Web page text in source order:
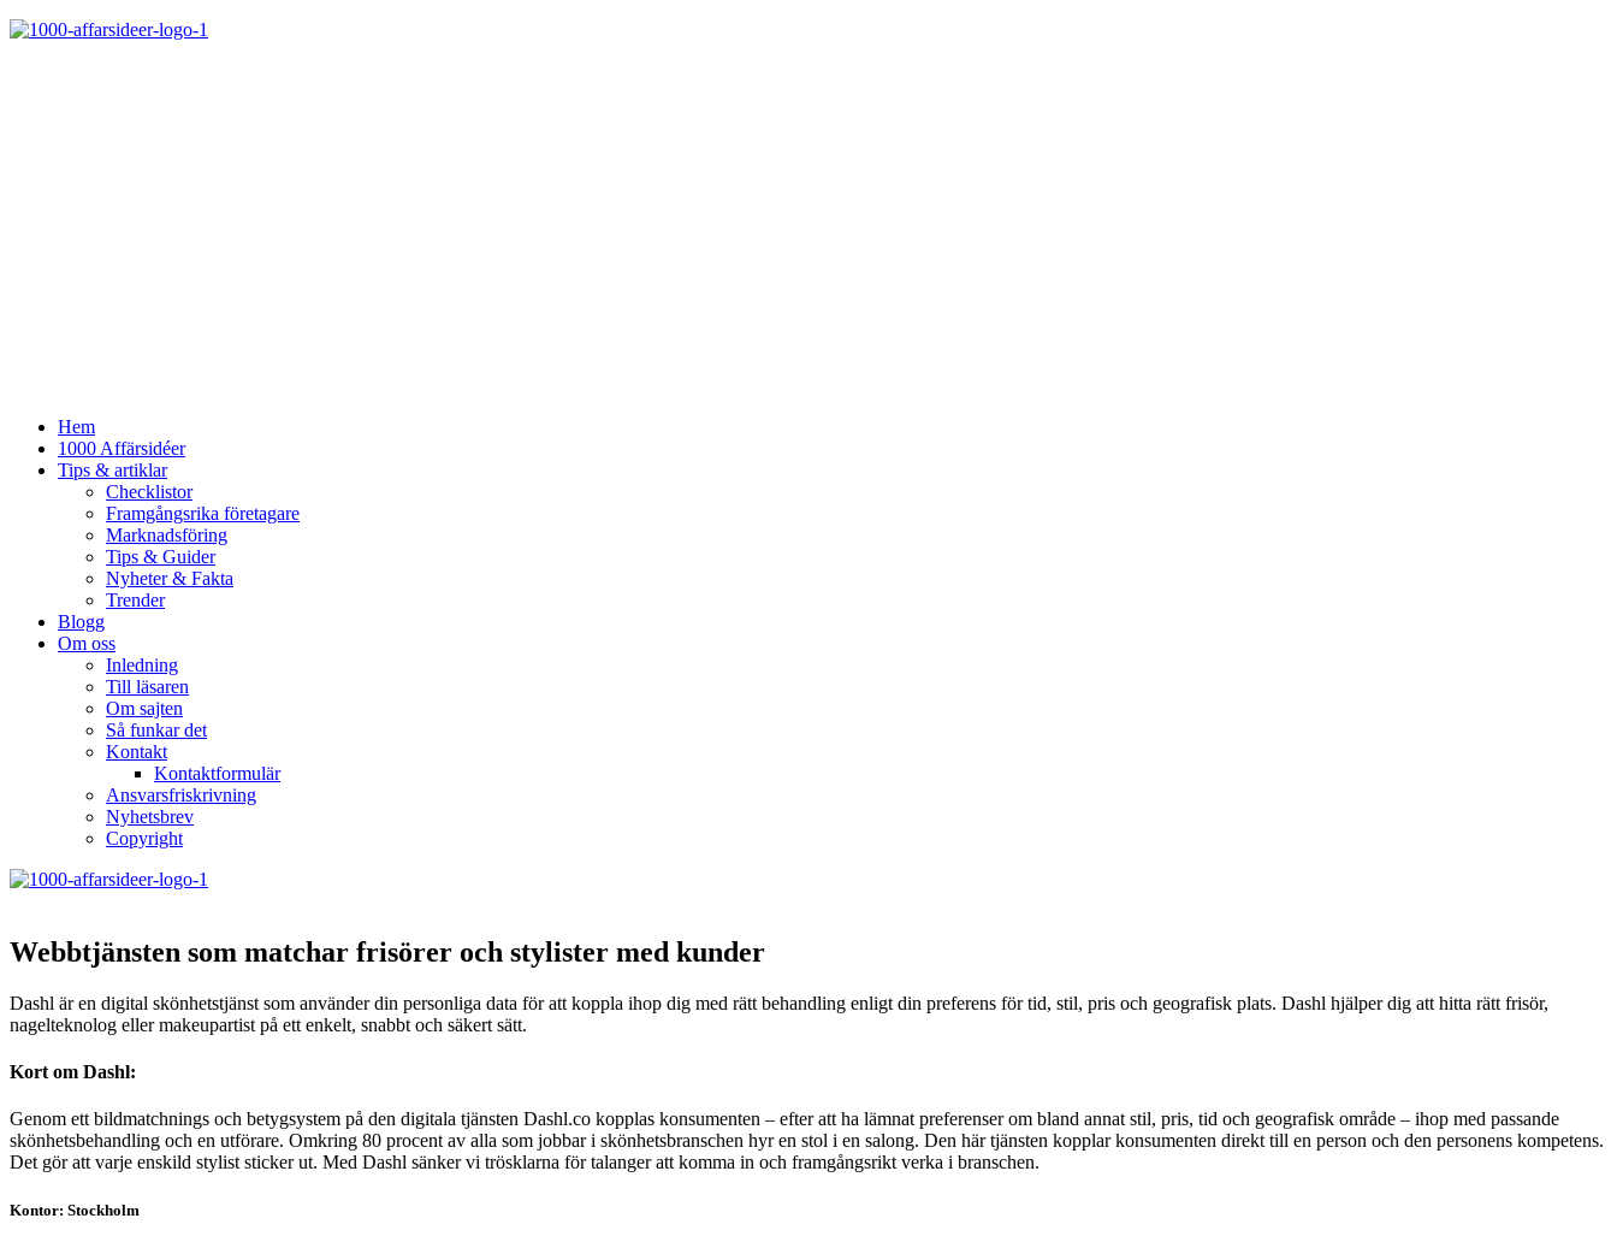
Hem
1000 Affärsidéer
Tips & artiklar
Checklistor
Framgångsrika företagare
Marknadsföring
Tips & Guider
Nyheter & Fakta
Trender
Blogg
Om oss
Inledning
Till läsaren
Om sajten
Så funkar det
Kontakt
Kontaktformulär
Ansvarsfriskrivning
Nyhetsbrev
Copyright
Webbtjänsten som matchar frisörer och stylister med kunder
Dashl är en digital skönhetstjänst som använder din personliga data för att koppla ihop dig med rätt behandling enligt din preferens för tid, stil, pris och geografisk plats. Dashl hjälper dig att hitta rätt frisör,
nagelteknolog eller makeupartist på ett enkelt, snabbt och säkert sätt.
Kort om Dashl:
Genom ett bildmatchnings och betygsystem på den digitala tjänsten Dashl.co kopplas konsumenten – efter att ha lämnat preferenser om bland annat stil, pris, tid och geografisk område – ihop med passande
skönhetsbehandling och en utförare. Omkring 80 procent av alla som jobbar i skönhetsbranschen hyr en stol i en salong. Den här tjänsten kopplar konsumenten direkt till en person och den personens kompetens.
Det gör att varje enskild stylist sticker ut. Med Dashl sänker vi trösklarna för talanger att komma in och framgångsrikt verka i branschen.
Kontor: Stockholm